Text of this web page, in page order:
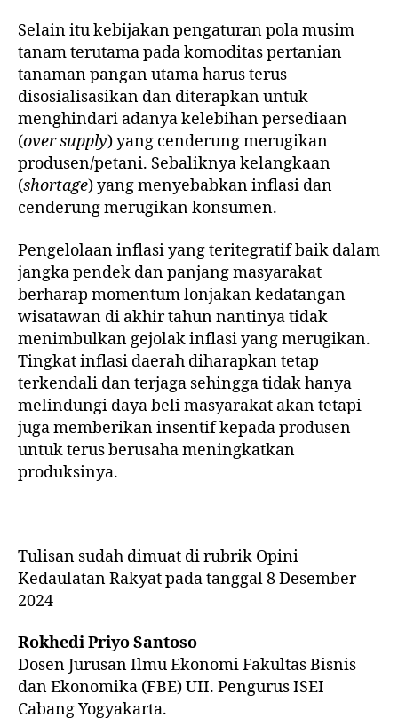
Selain itu kebijakan pengaturan pola musim
tanam terutama pada komoditas pertanian
tanaman pangan utama harus terus
disosialisasikan dan diterapkan untuk
menghindari adanya kelebihan persediaan
(over supply) yang cenderung merugikan
produsen/petani. Sebaliknya kelangkaan
(shortage) yang menyebabkan inflasi dan
cenderung merugikan konsumen.
Pengelolaan inflasi yang teritegratif baik dalam
jangka pendek dan panjang masyarakat
berharap momentum lonjakan kedatangan
wisatawan di akhir tahun nantinya tidak
menimbulkan gejolak inflasi yang merugikan.
Tingkat inflasi daerah diharapkan tetap
terkendali dan terjaga sehingga tidak hanya
melindungi daya beli masyarakat akan tetapi
juga memberikan insentif kepada produsen
untuk terus berusaha meningkatkan
produksinya.
Tulisan sudah dimuat di rubrik Opini
Kedaulatan Rakyat pada tanggal 8 Desember
2024
Rokhedi Priyo Santoso
Dosen Jurusan Ilmu Ekonomi Fakultas Bisnis
dan Ekonomika (FBE) UII. Pengurus ISEI
Cabang Yogyakarta.